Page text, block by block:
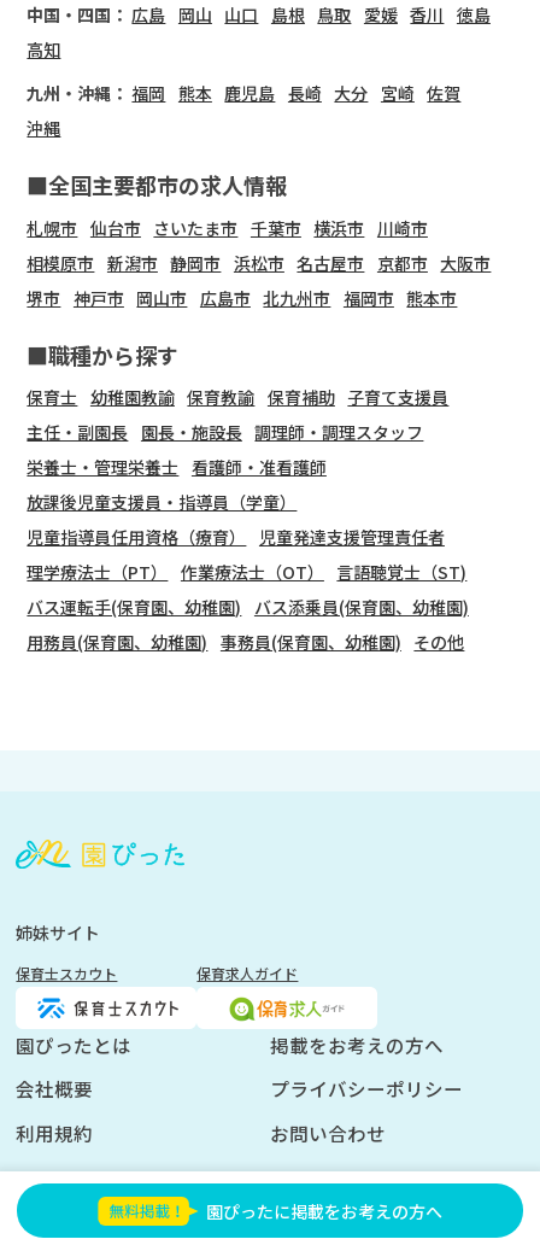
中国・四国： 広島 岡山 山口 島根 鳥取 愛媛 香川 徳島
高知
九州・沖縄： 福岡 熊本 鹿児島 長崎 大分 宮崎 佐賀
沖縄
■全国主要都市の求人情報
札幌市 仙台市 さいたま市 千葉市 横浜市
川崎市
相模原市 新潟市 静岡市 浜松市 名古屋市 京都市 大阪市
堺市 神戸市 岡山市 広島市 北九州市 福岡市 熊本市
■職種から探す
保育士 幼稚園教諭 保育教諭 保育補助 子育て支援員
主任・副園長 園長・施設長 調理師・調理スタッフ
栄養士・管理栄養士 看護師・准看護師
放課後児童支援員・指導員（学童）
児童指導員任用資格（療育）
児童発達支援管理責任者
理学療法士（PT）
作業療法士（OT）
言語聴覚士（ST)
バス運転手(保育園、幼稚園)
バス添乗員(保育園、幼稚園)
用務員(保育園、幼稚園) 事務員(保育園、幼稚園) その他
園ぴったに掲載をお考えの方へ
登
く
イ
ン
姉妹サイト
保育士スカウト 保育求人ガイド
園ぴったとは
掲載をお考えの方へ
会社概要
プライバシーポリシー
利用規約
お問い合わせ